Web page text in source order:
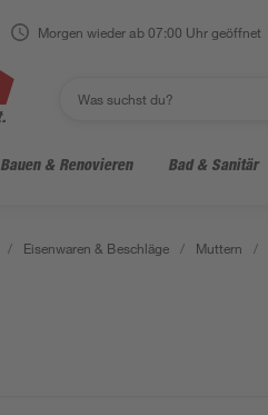
Morgen wieder ab 07:00 Uhr geöffnet
Bauen & Renovieren Bad & Sanitär
/ Eisenwaren & Beschläge / Muttern /